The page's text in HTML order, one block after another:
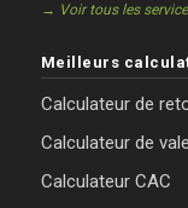
→ Voir tous les
Meilleurs
Calculateur de
Calculateur de
Calculateur CAC